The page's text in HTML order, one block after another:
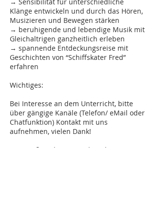
Klänge entwickeln und durch das Hören,
Musizieren und Bewegen stärken
→ beruhigende und lebendige Musik mit
Gleichaltrigen ganzheitlich erleben
→ spannende Entdeckungsreise mit
Geschichten von “Schiffskater Fred”
erfahren
Wichtiges:
Bei Interesse an dem Unterricht, bitte
über gängige Kanäle (Telefon/ eMail oder
Chatfunktion) Kontakt mit uns
aufnehmen, vielen Dank!
Kursgröße: 6 bis 10 Kinder (ohne